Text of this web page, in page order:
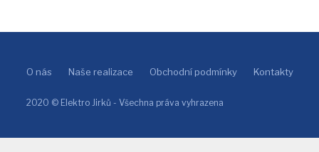
O nás Naše realizace Obchodní podmínky Kontakty
2020 © Elektro Jirků - Všechna práva vyhrazena